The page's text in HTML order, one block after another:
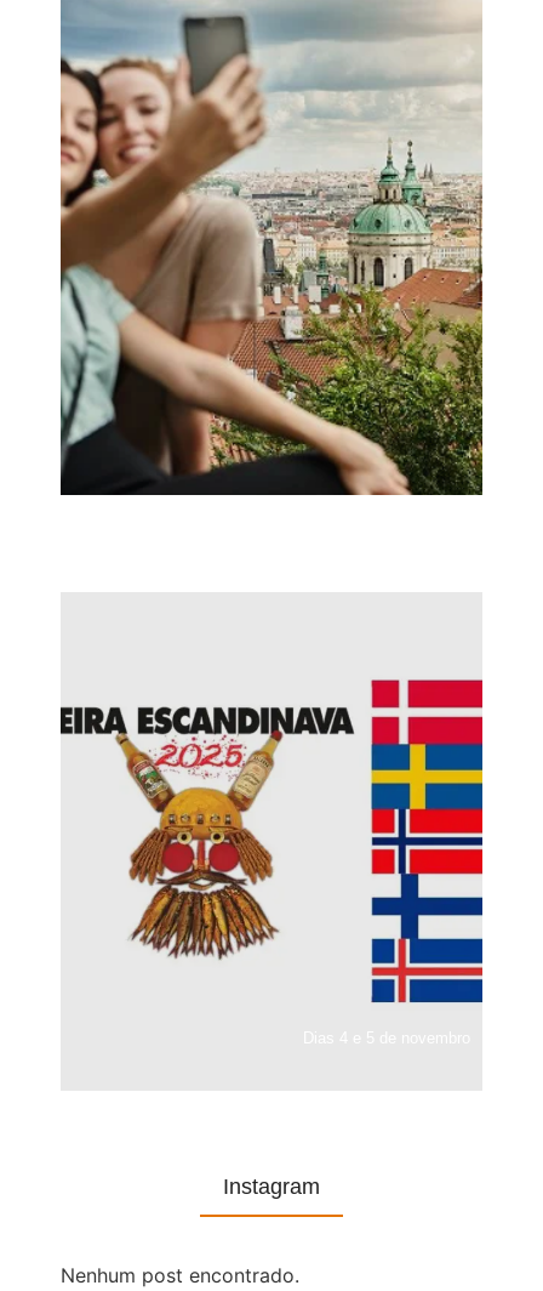
Instagram
Nenhum post encontrado.